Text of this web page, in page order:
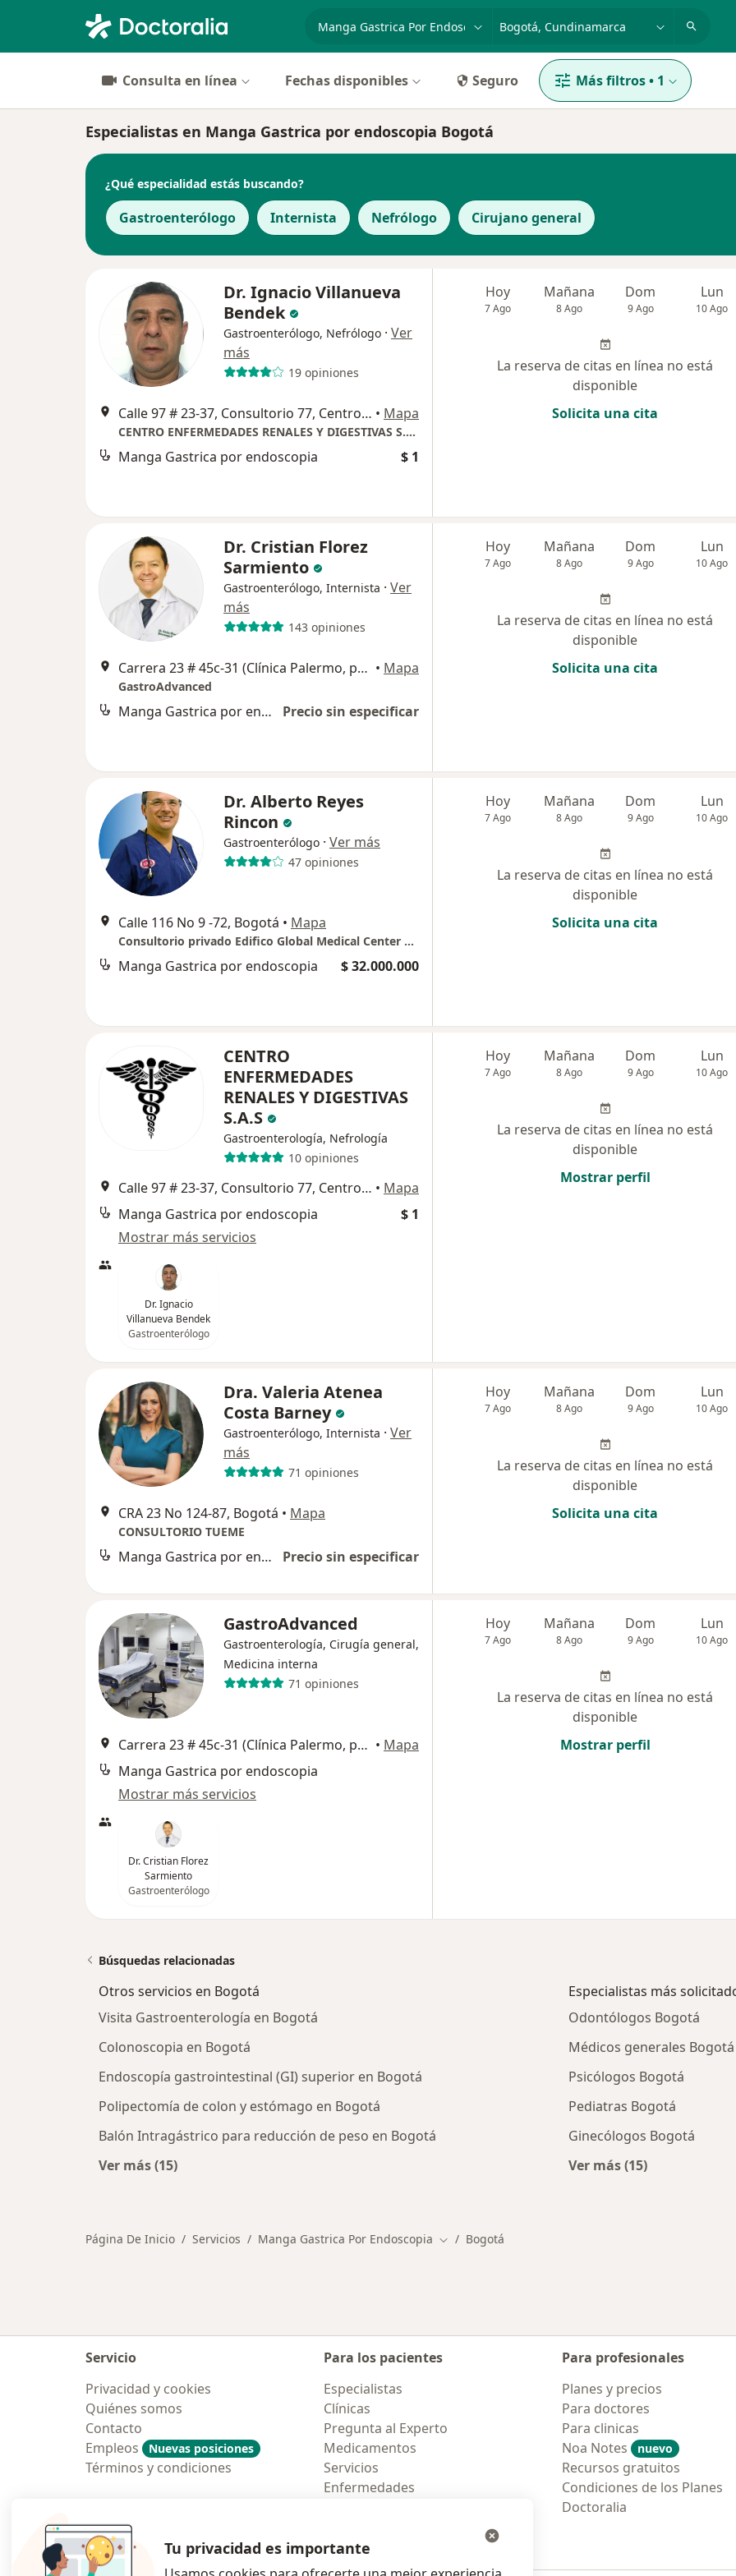
especialidad, enfermedad o nombre
p. ej. Bogotá
Consulta en línea Fechas disponibles Seguro Más filtros• 1
Especialistas en Manga Gastrica por endoscopia Bogotá
¿Qué especialidad estás buscando?
Gastroenterólogo Internista Nefrólogo Cirujano general
Dr. Ignacio Villanueva
Bendek
Gastroenterólogo, Nefrólogo · Ver
más
19 opiniones
Calle 97 # 23-37, Consultorio 77, Centro médico Dalí Costado oriental de la, Auto. Norte, Bogotá • Mapa
CENTRO ENFERMEDADES RENALES Y DIGESTIVAS S.A.S
Manga Gastrica por endoscopia $ 1
Hoy
7 Ago
Mañana
8 Ago
Dom
9 Ago
Lun
10 Ago
La reserva de citas en línea no está
disponible
Solicita una cita
Dr. Cristian Florez
Sarmiento
Gastroenterólogo, Internista · Ver
más
143 opiniones
Carrera 23 # 45c-31 (Clínica Palermo, primer piso), Bogotá • Mapa
GastroAdvanced
Manga Gastrica por endoscopia Precio sin especificar
Hoy
7 Ago
Mañana
8 Ago
Dom
9 Ago
Lun
10 Ago
La reserva de citas en línea no está
disponible
Solicita una cita
Dr. Alberto Reyes
Rincon
Gastroenterólogo · Ver más
47 opiniones
Calle 116 No 9 -72, Bogotá • Mapa
Consultorio privado Edifico Global Medical Center Cons 216
Manga Gastrica por endoscopia $ 32.000.000
Hoy
7 Ago
Mañana
8 Ago
Dom
9 Ago
Lun
10 Ago
La reserva de citas en línea no está
disponible
Solicita una cita
CENTRO
ENFERMEDADES
RENALES Y DIGESTIVAS
S.A.S
Gastroenterología, Nefrología
10 opiniones
Calle 97 # 23-37, Consultorio 77, Centro médico Dalí Costado oriental de la, Auto. Norte, Bogotá • Mapa
Manga Gastrica por endoscopia
$ 1
Mostrar más servicios
Dr. Ignacio
Villanueva Bendek
Gastroenterólogo
Hoy
7 Ago
Mañana
8 Ago
Dom
9 Ago
Lun
10 Ago
La reserva de citas en línea no está
disponible
Mostrar perfil
Dra. Valeria Atenea
Costa Barney
Gastroenterólogo, Internista · Ver
más
71 opiniones
CRA 23 No 124-87, Bogotá • Mapa
CONSULTORIO TUEME
Manga Gastrica por endoscopia Precio sin especificar
Hoy
7 Ago
Mañana
8 Ago
Dom
9 Ago
Lun
10 Ago
La reserva de citas en línea no está
disponible
Solicita una cita
GastroAdvanced
Gastroenterología, Cirugía general,
Medicina interna
71 opiniones
Carrera 23 # 45c-31 (Clínica Palermo, primer piso), Bogotá • Mapa
Manga Gastrica por endoscopia
Mostrar más servicios
Dr. Cristian Florez
Sarmiento
Gastroenterólogo
Hoy
7 Ago
Mañana
8 Ago
Dom
9 Ago
Lun
10 Ago
La reserva de citas en línea no está
disponible
Mostrar perfil
Búsquedas relacionadas
Otros servicios en Bogotá
Visita Gastroenterología en Bogotá
Colonoscopia en Bogotá
Endoscopía gastrointestinal (GI) superior en Bogotá
Polipectomía de colon y estómago en Bogotá
Balón Intragástrico para reducción de peso en Bogotá
Ver más (15)
Especialistas más
Odontólogos Bogotá
Médicos generales Bogotá
Psicólogos Bogotá
Pediatras Bogotá
Ginecólogos Bogotá
Ver más (15)
Página De Inicio Servicios Manga Gastrica Por Endoscopia Cambiar de ciudad
Bogotá
Servicio
Privacidad y cookies
Quiénes somos
Contacto
Empleos
Nuevas posiciones
Términos y condiciones
Para los pacientes
Especialistas
Clínicas
Pregunta al Experto
Medicamentos
Servicios
Enfermedades
Para profesionales
Planes y precios
Para doctores
Para clinicas
Noa Notes
nuevo
Recursos gratuitos
Condiciones de los Planes
Doctoralia
Tu privacidad es importante